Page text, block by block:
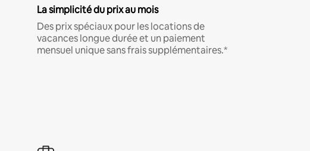
La simplicité du prix au mois
Des prix spéciaux pour les locations de
vacances longue durée et un paiement
mensuel unique sans frais supplémentaires.*